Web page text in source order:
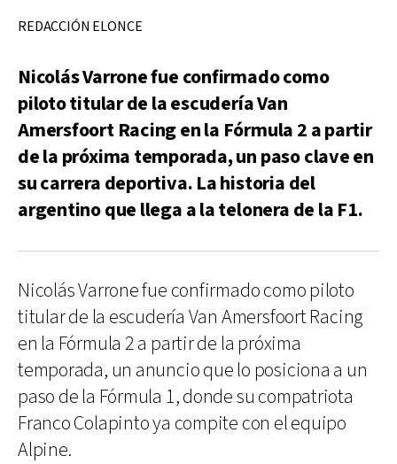
REDACCIÓN ELONCE
Nicolás Varrone fue confirmado como
piloto titular de la escudería Van
Amersfoort Racing en la Fórmula 2 a partir
de la próxima temporada, un paso clave en
su carrera deportiva. La historia del
argentino que llega a la telonera de la F1.
Nicolás Varrone fue confirmado como piloto
titular de la escudería Van Amersfoort Racing
en la Fórmula 2 a partir de la próxima
temporada, un anuncio que lo posiciona a un
paso de la Fórmula 1, donde su compatriota
Franco Colapinto ya compite con el equipo
Alpine.